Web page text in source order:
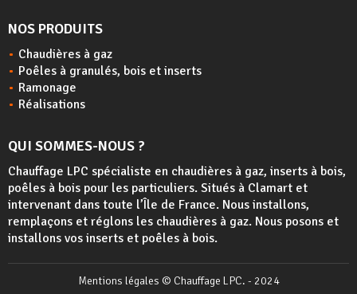
NOS PRODUITS
Chaudières à gaz
Poêles à granulés, bois et inserts
Ramonage
Réalisations
QUI SOMMES-NOUS ?
Chauffage LPC spécialiste en chaudières à gaz, inserts à bois,
poêles à bois pour les particuliers. Situés à Clamart et
intervenant dans toute l’Île de France. Nous installons,
remplaçons et réglons les chaudières à gaz. Nous posons et
installons vos inserts et poêles à bois.
Mentions légales © Chauffage LPC. - 2024